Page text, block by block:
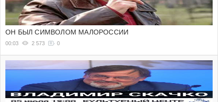
ОН БЫЛ СИМВОЛОМ МАЛОРОССИИ
00:03 2 573 0